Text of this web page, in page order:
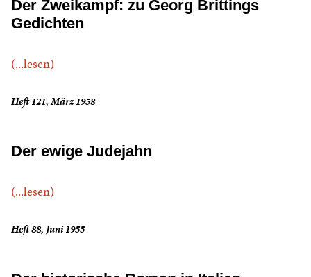
Der Zweikampf: zu Georg Brittings
Gedichten
(...lesen)
Heft 121, März 1958
Der ewige Judejahn
(...lesen)
Heft 88, Juni 1955